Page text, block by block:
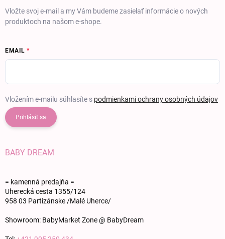
Vložte svoj e-mail a my Vám budeme zasielať informácie o nových
produktoch na našom e-shope.
EMAIL
Vložením e-mailu súhlasíte s podmienkami ochrany osobných údajov
Prihlásiť sa
BABY DREAM
= kamenná predajňa =
Uherecká cesta 1355/124
958 03 Partizánske /Malé Uherce/
Showroom: BabyMarket Zone @ BabyDream